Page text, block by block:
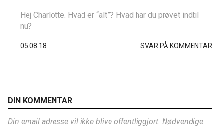
Hej Charlotte. Hvad er “alt”? Hvad har du prøvet indtil
nu?
05.08.18 SVAR PÅ KOMMENTAR
DIN KOMMENTAR
Din email adresse vil ikke blive offentliggjort. Nødvendige